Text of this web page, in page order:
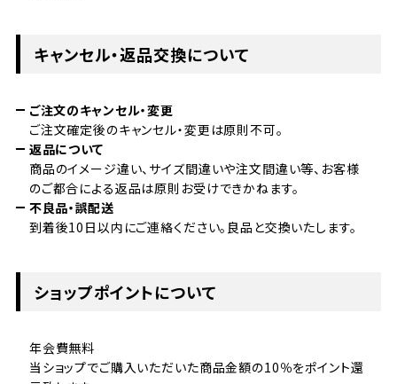
キャンセル・返品交換について
ご注文のキャンセル・変更
ご注文確定後のキャンセル・変更は原則不可。
返品について
商品のイメージ違い、サイズ間違いや注文間違い等、お客様
のご都合による返品は原則お受けできかねます。
不良品・誤配送
到着後10日以内にご連絡ください。良品と交換いたします。
ショップポイントについて
年会費無料
当ショップでご購入いただいた商品金額の10％をポイント還